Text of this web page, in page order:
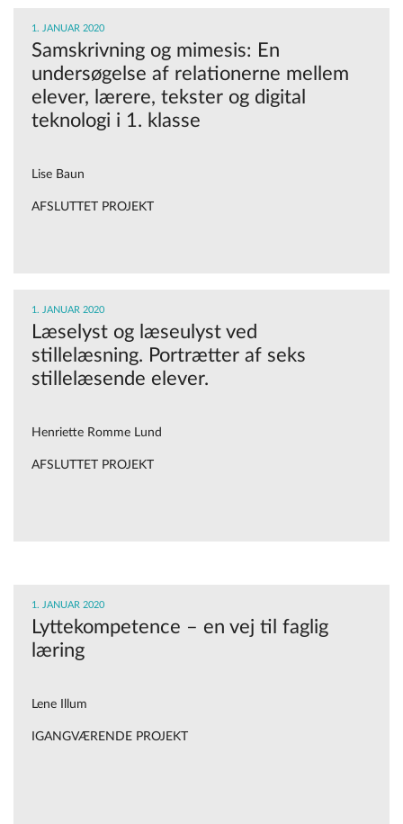
1. JANUAR 2020
Samskrivning og mimesis: En
undersøgelse af relationerne mellem
elever, lærere, tekster og digital
teknologi i 1. klasse
Lise Baun
AFSLUTTET PROJEKT
1. JANUAR 2020
Læselyst og læseulyst ved
stillelæsning. Portrætter af seks
stillelæsende elever.
Henriette Romme Lund
AFSLUTTET PROJEKT
1. JANUAR 2020
Lyttekompetence – en vej til faglig
læring
Lene Illum
IGANGVÆRENDE PROJEKT